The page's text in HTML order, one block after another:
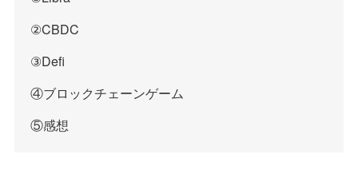
②CBDC
③Defi
④ブロックチェーンゲーム
⑤感想